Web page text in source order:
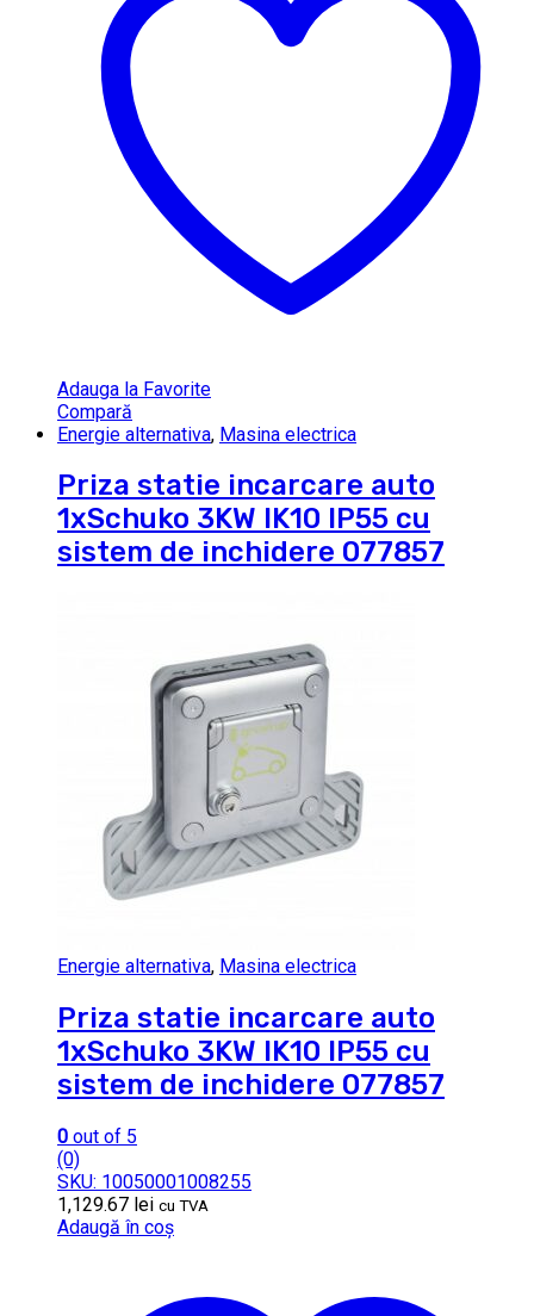
Adauga la Favorite
Compară
Energie alternativa, Masina electrica
Priza statie incarcare auto
1xSchuko 3KW IK10 IP55 cu
sistem de inchidere 077857
Energie alternativa, Masina electrica
Priza statie incarcare auto
1xSchuko 3KW IK10 IP55 cu
sistem de inchidere 077857
0 out of 5
(0)
SKU: 10050001008255
1,129.67 lei cu TVA
Adaugă în coș